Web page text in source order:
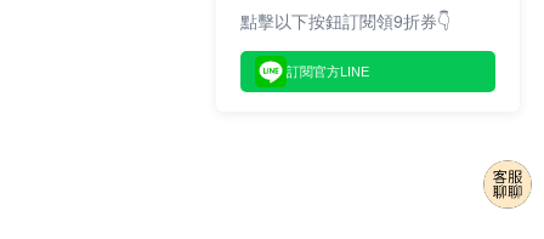
點擊以下按鈕訂閱領9折券👇
訂閱官方LINE